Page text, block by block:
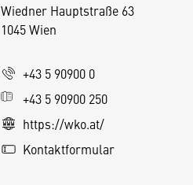
Wiedner Hauptstraße 63
1045 Wien
+43 5 90900 0
+43 5 90900 250
https://wko.at/
Kontaktformular